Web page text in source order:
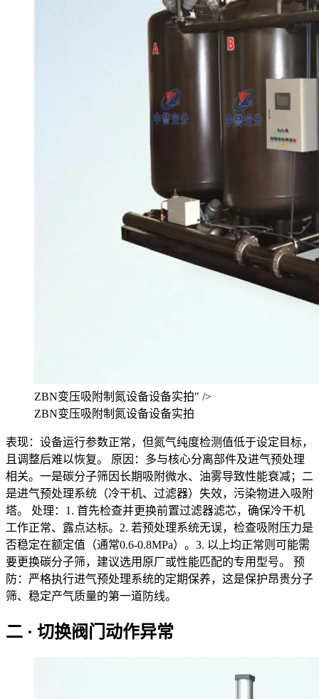
ZBN变压吸附制氮设备设备实拍" />
ZBN变压吸附制氮设备设备实拍
表现：设备运行参数正常，但氮气纯度检测值低于设定目标，
且调整后难以恢复。 原因：多与核心分离部件及进气预处理
相关。一是碳分子筛因长期吸附微水、油雾导致性能衰减；二
是进气预处理系统（冷干机、过滤器）失效，污染物进入吸附
塔。 处理：1. 首先检查并更换前置过滤器滤芯，确保冷干机
工作正常、露点达标。2. 若预处理系统无误，检查吸附压力是
否稳定在额定值（通常0.6-0.8MPa）。3. 以上均正常则可能需
要更换碳分子筛，建议选用原厂或性能匹配的专用型号。 预
防：严格执行进气预处理系统的定期保养，这是保护昂贵分子
筛、稳定产气质量的第一道防线。
二 · 切换阀门动作异常